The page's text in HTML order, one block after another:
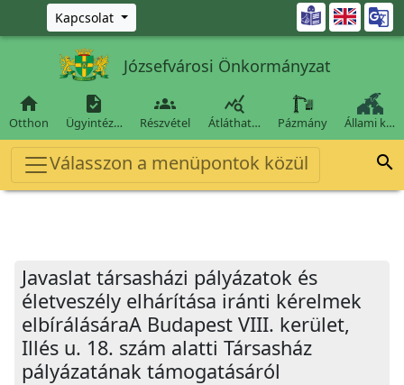
Ugrás a fő tartalomra
Kapcsolat 
Józsefvárosi Önkormányzat

Otthon

Ügyintéz…

Részvétel

Átláthat… Pázmány Állami k…
Válasszon a menüpontok közül 
Javaslat társasházi pályázatok és
életveszély elhárítása iránti kérelmek
elbírálásáraA Budapest VIII. kerület,
Illés u. 18. szám alatti Társasház
pályázatának támogatásáról